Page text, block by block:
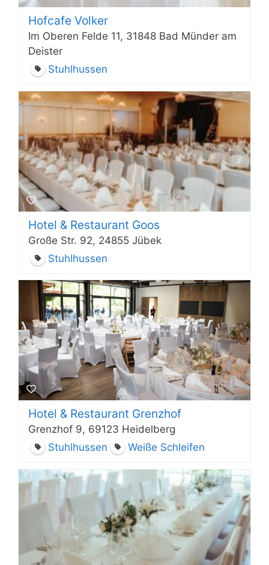
Hofcafe Volker
Im Oberen Felde 11, 31848 Bad Münder am
Deister
Stuhlhussen
Hotel & Restaurant Goos
Große Str. 92, 24855 Jübek
Stuhlhussen
Hotel & Restaurant Grenzhof
Grenzhof 9, 69123 Heidelberg
Stuhlhussen
Weiße Schleifen